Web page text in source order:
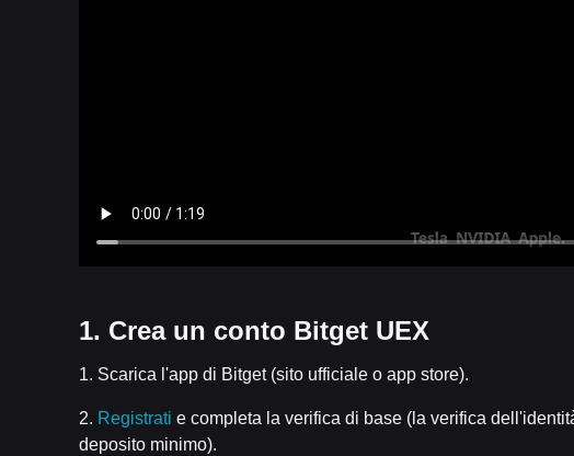
1. Crea un conto Bitget UEX
1. Scarica l'app di Bitget (sito ufficiale o app store).
2. Registrati e completa la verifica di base (la verifica
deposito minimo).